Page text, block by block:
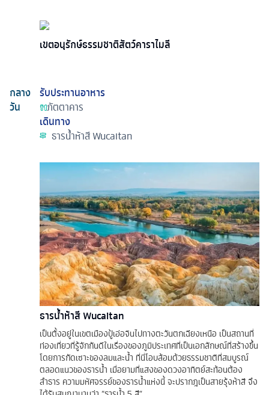
เขตอนุรักษ์ธรรมชาติสัตว์คาราไมลี
กลาง
วัน
รับประทานอาหาร
ภัตตาคาร
เดินทาง
ธารน้ำห้าสี Wucaitan
ธารน้ำห้าสี Wucaitan
เป็นตั้งอยู่ในเขตเมืองปู้เอ่อจินไปทางตะวันตกเฉียงเหนือ เป็นสถานที่
ท่องเที่ยวที่รู้จักกันดีในเรื่องของภูมิประเทศที่เป็นเอกลักษณ์ที่สร้างขึ้น
โดยการกัดเซาะของลมและน้ำ ที่นี่โอบล้อมด้วยธรรมชาติที่สมบูรณ์
ตลอดแนวของธารน้ำ เมื่อยามที่แสงของดวงอาทิตย์สะท้อนต้อง
ลำธาร ความมหัศจรรย์ของธารน้ำแห่งนี้ จะปรากฎเป็นสายรุ้งห้าสี จึง